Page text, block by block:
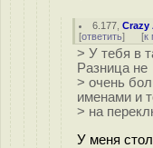
6.177 ,Crazy
[ответить] [к
> У тебя в
Разница не
> очень
именами и
> на
У меня